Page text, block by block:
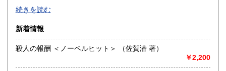
事務所営業です(店舗はございません)。
て管理しており、登録住所にはございません。また電話、ハ
ガキ、FAXでのご注文、ご質問等はお受けできません。ご了
承ください。
●対面での販売、お渡しはおこなっておりません●
続きを読む
新着情報
殺人の報酬 ＜ノーベルヒット＞ （佐賀潜 著）
￥2,200